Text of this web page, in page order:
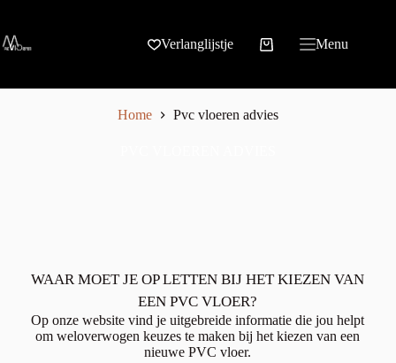
Verlanglijstje Menu
Home Pvc vloeren advies
WAAR MOET JE OP LETTEN BIJ HET KIEZEN VAN
EEN PVC VLOER?
Op onze website vind je uitgebreide informatie die jou helpt
om weloverwogen keuzes te maken bij het kiezen van een
nieuwe PVC vloer.